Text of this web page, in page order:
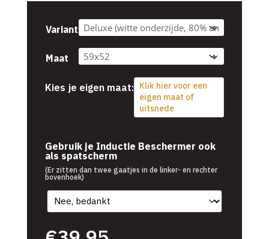
€54,95
Variant
Maat
Kies je eigen maat: Klik hier voor een
eigen maat of
uitsnede
€39,95
Gebruik je Inductie Beschermer ook
als spatscherm
(Er zitten dan twee gaatjes in de linker- en rechter
bovenhoek)